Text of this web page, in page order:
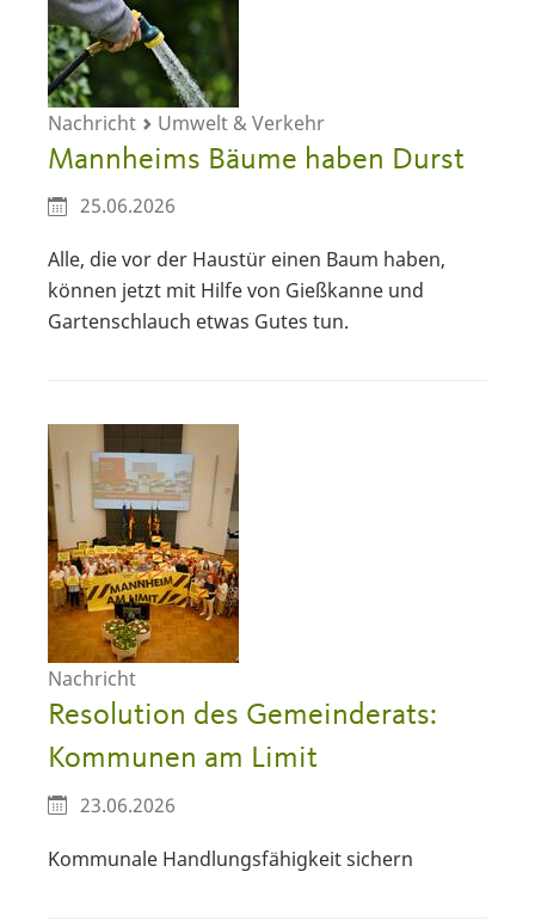
Nachricht Umwelt & Verkehr
Mannheims Bäume haben Durst
25.06.2026
Alle, die vor der Haustür einen Baum haben,
können jetzt mit Hilfe von Gießkanne und
Gartenschlauch etwas Gutes tun.
Nachricht
Resolution des Gemeinderats:
Kommunen am Limit
23.06.2026
Kommunale Handlungsfähigkeit sichern